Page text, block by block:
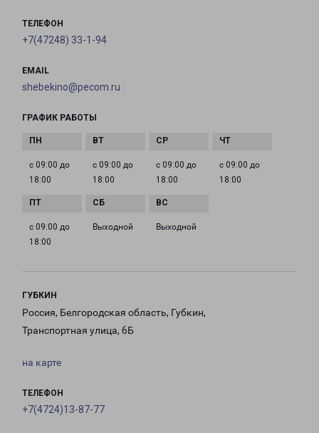
ТЕЛЕФОН
+7(47248) 33-1-94
EMAIL
shebekino@pecom.ru
ГРАФИК РАБОТЫ
с 09:00 до
18:00
с 09:00 до
18:00
с 09:00 до
18:00
с 09:00 до
18:00
с 09:00 до
18:00
Выходной Выходной
ГУБКИН
Россия, Белгородская область, Губкин,
Транспортная улица, 6Б
на карте
ТЕЛЕФОН
+7(4724)13-87-77